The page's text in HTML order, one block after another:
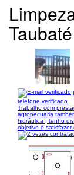
telefone verificado
Trabalho com
agropecuária
hidráulica , tenho
objetivo é satisfazer